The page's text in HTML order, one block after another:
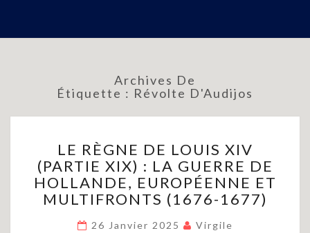
Archives De
Étiquette : Révolte D'Audijos
RÈGNE
DE
LOUIS
XIV
(PARTIE
XIX)
LE RÈGNE DE LOUIS XIV
(PARTIE XIX) : LA GUERRE DE
HOLLANDE, EUROPÉENNE ET
MULTIFRONTS (1676-1677)
26 Janvier 2025 Virgile